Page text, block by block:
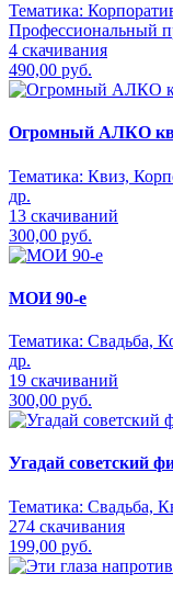
Тематика:
Профессиональный
4 скачивания
490,00 руб.
Огромный АЛКО
Тематика: Квиз,
др.
13 скачиваний
300,00 руб.
МОИ 90-е
Тематика: Свадьба,
др.
19 скачиваний
300,00 руб.
Угадай советский
Тематика: Свадьба,
274 скачивания
199,00 руб.